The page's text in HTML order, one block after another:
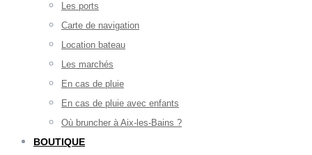
Les ports
Carte de navigation
Location bateau
Les marchés
En cas de pluie
En cas de pluie avec enfants
Où bruncher à Aix-les-Bains ?
BOUTIQUE